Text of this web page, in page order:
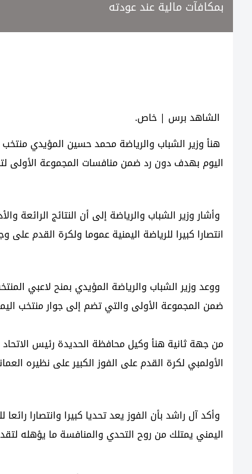
بمكافآت مالية عند عودته
الشاهد برس | خاص.
هنأ وزير الشباب والرياضة محمد حسين المؤيدي
اليوم بهدف دون رد ضمن منافسات المجموعة الأولى لتصفيات غرب آسيا
وأشار وزير الشباب والرياضة إلى أن النتائج الرائعة
انتصارا كبيرا للرياضة اليمنية عموما ولكرة القدم
ووعد وزير الشباب والرياضة المؤيدي بمنح لاعبي
ضمن المجموعة الأولى والتي تضم إلى جوار منتخب
من جهة ثانية هنأ وكيل محافظة الحديدة رئيس
الأولمبي لكرة القدم على الفوز الكبير على نظيره
وأكد آل راشد بأن الفوز يعد تحديا كبيرا وانتصارا
اليمني يمتلك من روح التحدي والمنافسة ما يؤهله